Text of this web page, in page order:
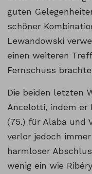
guten
schöner
Lewandowski
einen weiteren
Fernschuss
Die beiden letzten
Ancelotti, indem er
(75.) für Alaba und
verlor jedoch
harmloser
wenig ein wie